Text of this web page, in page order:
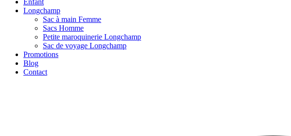
Enfant
Longchamp
Sac à main Femme
Sacs Homme
Petite maroquinerie Longchamp
Sac de voyage Longchamp
Promotions
Blog
Contact